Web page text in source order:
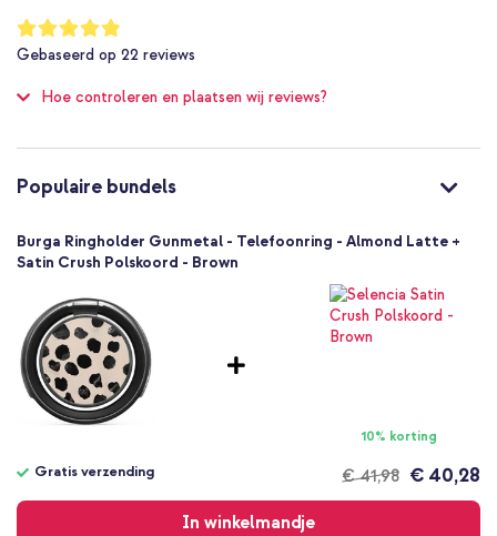
Niet van toepassing
Waardering:
97
%
of
Gebaseerd op 22 reviews
Hoe controleren en plaatsen wij reviews?
Populaire bundels
Burga Ringholder Gunmetal - Telefoonring - Almond Latte +
Satin Crush Polskoord - Brown
10% korting
€ 41,98
Gratis verzending € 40,28
In winkelmandje
verzending